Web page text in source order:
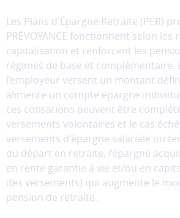
Les Plans d'Épargne Retraite (PER)
PRÉVOYANCE fonctionnent selon les
capitalisation et renforcent les
régimes de base et complémentaire.
l’employeur versent un montant
alimente un compte épargne
ces cotisations peuvent être
versements volontaires et le cas
versements d'épargne salariale ou
du départ en retraite, l’épargne
en rente garantie à vie et/ou en
des versements) qui augmente le
pension de retraite.